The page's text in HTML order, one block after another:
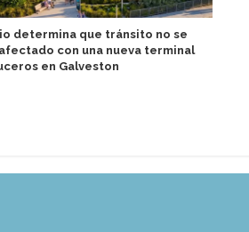
determina que tránsito no se
con una nueva terminal
en Galveston